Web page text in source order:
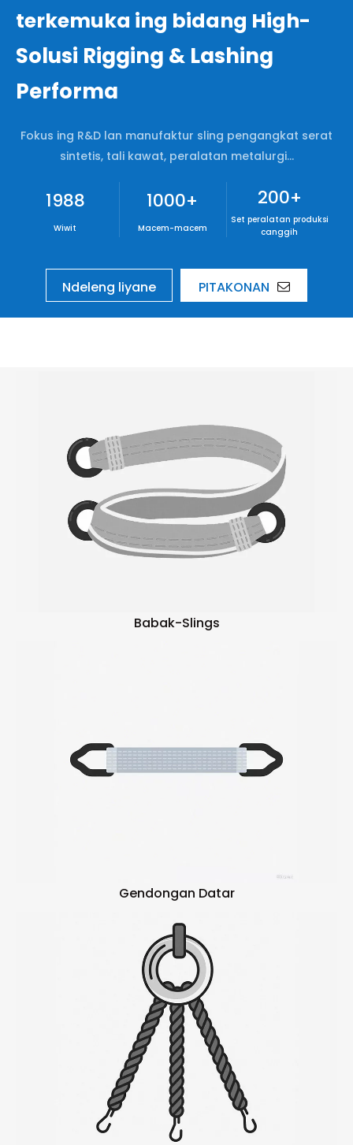
terkemuka ing bidang High-
Solusi Rigging & Lashing
Performa
Fokus ing R&D lan manufaktur sling pengangkat serat
sintetis, tali kawat, peralatan metalurgi...
1988
Wiwit
1000+
Macem-macem
200+
Set peralatan produksi
canggih
Ndeleng liyane PITAKONAN
Babak-Slings
Gendongan Datar